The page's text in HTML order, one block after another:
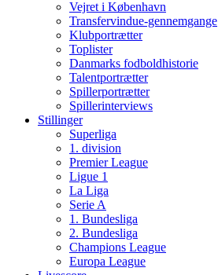
Vejret i København
Transfervindue-gennemgange
Klubportrætter
Toplister
Danmarks fodboldhistorie
Talentportrætter
Spillerportrætter
Spillerinterviews
Stillinger
Superliga
1. division
Premier League
Ligue 1
La Liga
Serie A
1. Bundesliga
2. Bundesliga
Champions League
Europa League